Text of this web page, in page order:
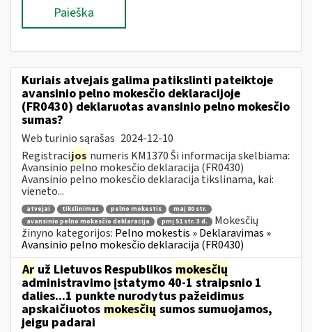
Paieška
Kuriais atvejais galima patikslinti pateiktoje
avansinio pelno mokesčio deklaracijoje
(FR0430) deklaruotas avansinio pelno mokesčio
sumas?
Web turinio sąrašas 2024-12-10
Registracijos numeris KM1370 Ši informacija skelbiama:
Avansinio pelno mokesčio deklaracija (FR0430)
Avansinio pelno mokesčio deklaracija tikslinama, kai:
vieneto...
atvejai tikslinimas pelno mokestis
maį 80 str.
avansinio pelno mokesčio deklaracija
pmį 51 str. 3 d.
Mokesčių
žinyno kategorijos: Pelno mokestis » Deklaravimas »
Avansinio pelno mokesčio deklaracija (FR0430)
Ar už Lietuvos Respublikos mokesčių
administravimo įstatymo 40-1 straipsnio 1
dalies...1 punkte nurodytus pažeidimus
apskaičiuotos mokesčių sumos sumuojamos,
jeigu padarai